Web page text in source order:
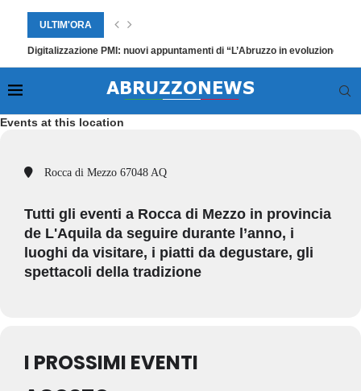
ULTIM'ORA
Digitalizzazione PMI: nuovi appuntamenti di “L’Abruzzo in evoluzione”
Events at this location
Rocca di Mezzo 67048 AQ
Tutti gli eventi a Rocca di Mezzo in provincia
de L'Aquila da seguire durante l’anno, i
luoghi da visitare, i piatti da degustare, gli
spettacoli della tradizione
I PROSSIMI EVENTI